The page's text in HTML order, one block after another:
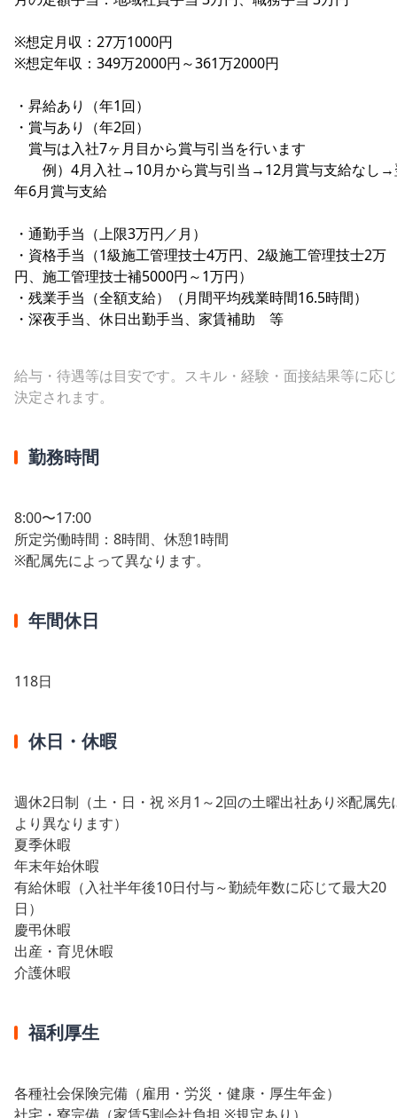
※想定月収：27万1000円
※想定年収：349万2000円～361万2000円
・昇給あり（年1回）
・賞与あり（年2回）
賞与は入社7ヶ月目から賞与引当を行います
例）4月入社→10月から賞与引当→12月賞与支給なし→
年6月賞与支給
・通勤手当（上限3万円／月）
・資格手当（1級施工管理技士4万円、2級施工管理技士2万
円、施工管理技士補5000円～1万円）
・残業手当（全額支給）（月間平均残業時間16.5時間）
・深夜手当、休日出勤手当、家賃補助 等
給与・待遇等は目安です。スキル・経験・面接結果等に応
決定されます。
勤務時間
8:00〜17:00
所定労働時間：8時間、休憩1時間
※配属先によって異なります。
年間休日
118日
休日・休暇
週休2日制（土・日・祝 ※月1～2回の土曜出社あり※配属先
より異なります）
夏季休暇
年末年始休暇
有給休暇（入社半年後10日付与～勤続年数に応じて最大20
日）
慶弔休暇
出産・育児休暇
介護休暇
福利厚生
各種社会保険完備（雇用・労災・健康・厚生年金）